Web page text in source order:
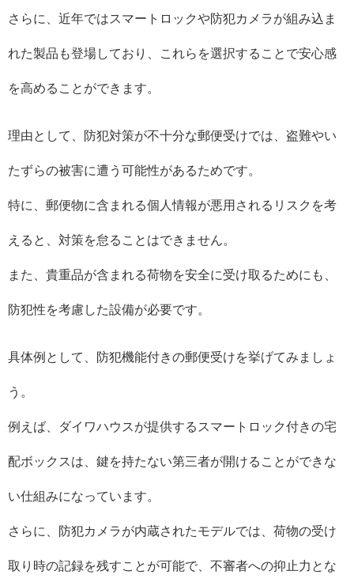
さらに、近年ではスマートロックや防犯カメラが組み込ま
れた製品も登場しており、これらを選択することで安心感
を高めることができます。
理由として、防犯対策が不十分な郵便受けでは、盗難やい
たずらの被害に遭う可能性があるためです。
特に、郵便物に含まれる個人情報が悪用されるリスクを考
えると、対策を怠ることはできません。
また、貴重品が含まれる荷物を安全に受け取るためにも、
防犯性を考慮した設備が必要です。
具体例として、防犯機能付きの郵便受けを挙げてみましょ
う。
例えば、ダイワハウスが提供するスマートロック付きの宅
配ボックスは、鍵を持たない第三者が開けることができな
い仕組みになっています。
さらに、防犯カメラが内蔵されたモデルでは、荷物の受け
取り時の記録を残すことが可能で、不審者への抑止力とな